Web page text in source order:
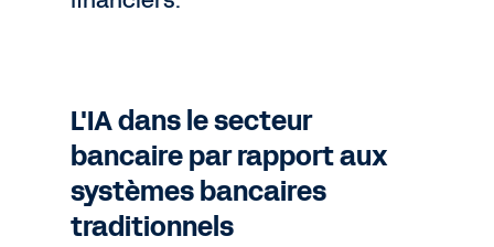
L'IA dans le secteur
bancaire par rapport aux
systèmes bancaires
traditionnels